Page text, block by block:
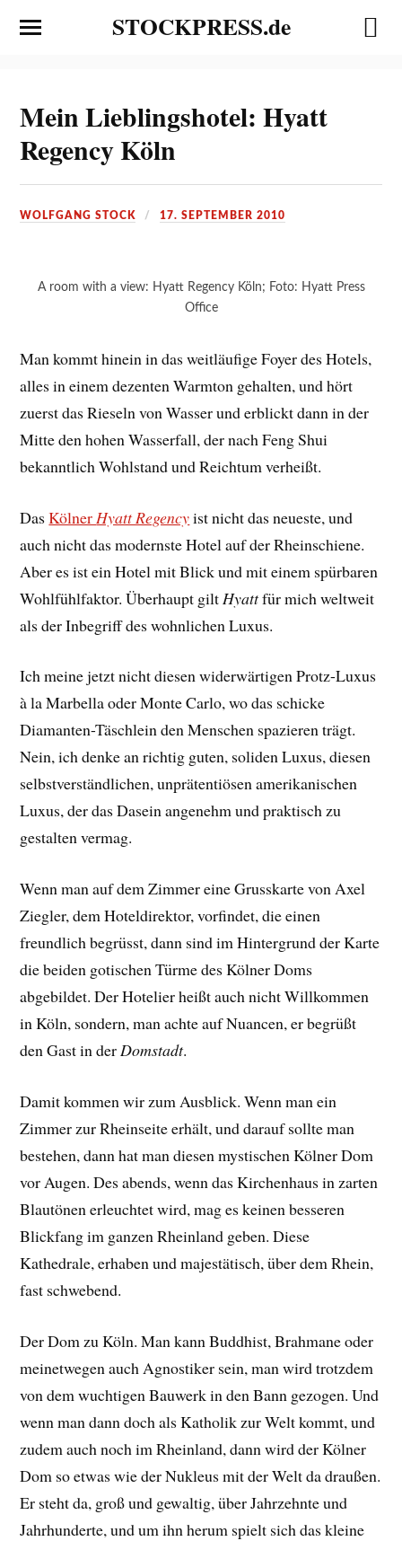
STOCKPRESS.de
Mein Lieblingshotel: Hyatt
Regency Köln
WOLFGANG STOCK 17. SEPTEMBER 2010
A room with a view: Hyatt Regency Köln; Foto: Hyatt Press
Office
Man kommt hinein in das weitläufige Foyer des Hotels,
alles in einem dezenten Warmton gehalten, und hört
zuerst das Rieseln von Wasser und erblickt dann in der
Mitte den hohen Wasserfall, der nach Feng Shui
bekanntlich Wohlstand und Reichtum verheißt.
DasKölner Hyatt Regencyist nicht das neueste, und
auch nicht das modernste Hotel auf der Rheinschiene.
Aber es ist ein Hotel mit Blick und mit einem spürbaren
Wohlfühlfaktor. Überhaupt gilt Hyattfür mich weltweit
als der Inbegriff des wohnlichen Luxus.
Ich meine jetzt nicht diesen widerwärtigen Protz-Luxus
à la Marbella oder Monte Carlo, wo das schicke
Diamanten-Täschlein den Menschen spazieren trägt.
Nein, ich denke an richtig guten, soliden Luxus, diesen
selbstverständlichen, unprätentiösen amerikanischen
Luxus, der das Dasein angenehm und praktisch zu
gestalten vermag.
Wenn man auf dem Zimmer eine Grusskarte von Axel
Ziegler, dem Hoteldirektor, vorfindet, die einen
freundlich begrüsst, dann sind im Hintergrund der Karte
die beiden gotischen Türme des Kölner Doms
abgebildet. Der Hotelier heißt auch nicht Willkommen
in Köln, sondern, man achte auf Nuancen, er begrüßt
den Gast in derDomstadt.
Damit kommen wir zum Ausblick. Wenn man ein
Zimmer zur Rheinseite erhält, und darauf sollte man
bestehen, dann hat man diesen mystischen Kölner Dom
vor Augen. Des abends, wenn das Kirchenhaus in zarten
Blautönen erleuchtet wird, mag es keinen besseren
Blickfang im ganzen Rheinland geben. Diese
Kathedrale, erhaben und majestätisch, über dem Rhein,
fast schwebend.
Der Dom zu Köln. Man kann Buddhist, Brahmane oder
meinetwegen auch Agnostiker sein, man wird trotzdem
von dem wuchtigen Bauwerk in den Bann gezogen. Und
wenn man dann doch als Katholik zur Welt kommt, und
zudem auch noch im Rheinland, dann wird der Kölner
Dom so etwas wie der Nukleus mit der Welt da draußen.
Er steht da, groß und gewaltig, über Jahrzehnte und
Jahrhunderte, und um ihn herum spielt sich das kleine